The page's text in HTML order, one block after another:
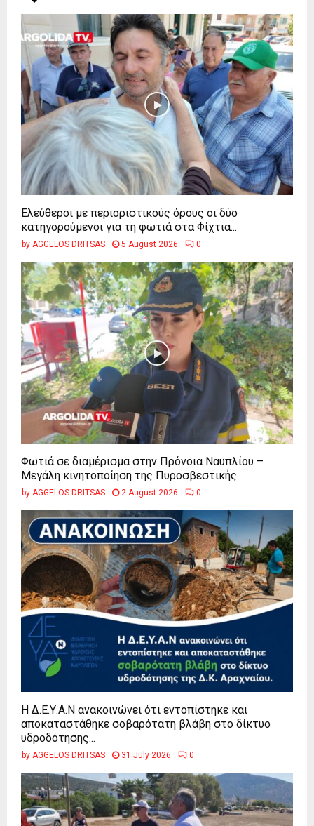
Ελεύθεροι με περιοριστικούς όρους οι δύο
κατηγορούμενοι για τη φωτιά στα Φίχτια...
by AGGELOS DRITSAS 5 August 2026 0
Φωτιά σε διαμέρισμα στην Πρόνοια Ναυπλίου –
Μεγάλη κινητοποίηση της Πυροσβεστικής
by AGGELOS DRITSAS 2 August 2026 0
Η Δ.Ε.Υ.Α.Ν ανακοινώνει ότι εντοπίστηκε και
αποκαταστάθηκε σοβαρότατη βλάβη στο δίκτυο
υδροδότησης...
by AGGELOS DRITSAS 31 July 2026 0